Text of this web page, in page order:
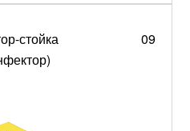
стойка
09